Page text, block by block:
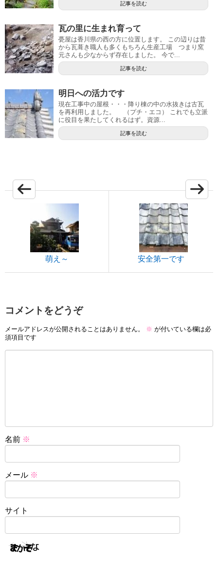
記事を読む
瓦の里に生まれ育って
甍屋は香川県の西の方に位置します。 この辺りは昔
から瓦葺き職人も多くもちろん生産工場 つまり窯
元さんも少なからず存在しました。 今で...
記事を読む
明日への活力です
現在工事中の屋根・・・降り棟の中の水抜きは古瓦
を再利用しました。 （プチ・エコ） これでも立派
に役目を果たしてくれるはず。資源...
記事を読む
萌え～ 安全第一です
コメントをどうぞ
メールアドレスが公開されることはありません。 ※ が付いている欄は必
須項目です
名前 ※
メール ※
サイト